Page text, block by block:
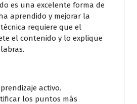
es una excelente forma de
aprendido y mejorar la
requiere que el
el contenido y lo explique
activo.
los puntos más